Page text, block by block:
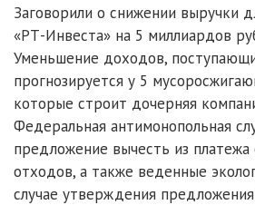
Заговорили о снижении выручки
«РТ-Инвеста» на 5 миллиардов
Уменьшение доходов,
прогнозируется у 5
которые строит дочерняя
Федеральная антимонопольная
предложение вычесть из платежа
отходов, а также веденные
случае утверждения